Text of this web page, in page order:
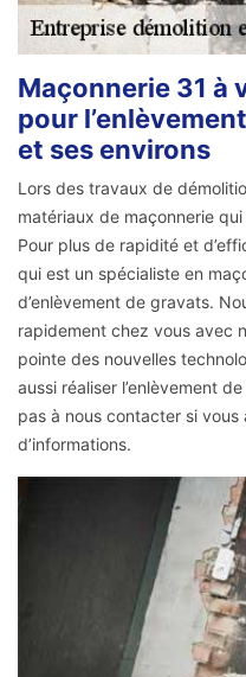
Maçonnerie 31 à
pour
et ses environs
Lors des travaux de
matériaux de maçonnerie
Pour plus de rapidité et
qui est un spécialiste en
d’enlèvement de gravats.
rapidement chez vous avec
pointe des nouvelles
aussi réaliser l’enlèvement
pas à nous contacter si
d’informations.